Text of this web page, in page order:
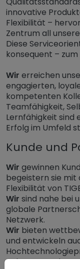
innovative
Flexibilität –
Zentrum all
Diese
konsequent –
Wir erreichen
engagierten,
kompetenten
Teamfähigkeit,
Lernfähigkeit sind
Erfolg im Umfeld
Kunde und
Wir gewinnen
begeistern sie mit
Flexibilität von
Wir sind nahe bei
globale
Netzwerk.
Wir bieten
und entwickeln
nehmen Kunden